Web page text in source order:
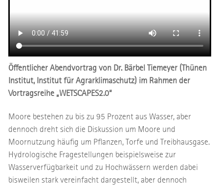
Öffentlicher Abendvortrag von Dr. Bärbel Tiemeyer (Thünen
Institut, Institut für Agrarklimaschutz) im Rahmen der
Vortragsreihe „WETSCAPES2.0“
Moore bestehen zu bis zu 95 Prozent aus Wasser, aber
dennoch dreht sich die Diskussion um Moore und
Moornutzung häufig um Pflanzen, Torfe und Treibhausgase.
Hydrologische Fragestellungen beispielsweise zur
Wasserverfügbarkeit und zu Hochwässern werden dabei
bisweilen stark vereinfacht dargestellt, aber dennoch